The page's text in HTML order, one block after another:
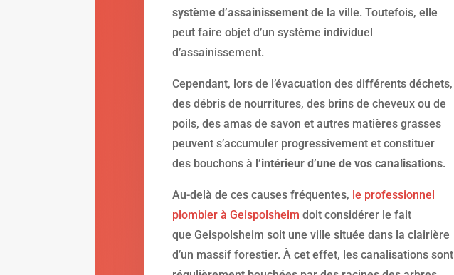
système d’assainissementde la ville. Toutefois, elle
peut faire objet d’un système individuel
d’assainissement.
Cependant, lors de l’évacuation des différents déchets,
des débris de nourritures, des brins de cheveux ou de
poils, des amas de savon et autres matières grasses
peuvent s’accumuler progressivement et constituer
des bouchons à l’intérieur d’une de vos canalisations.
Au-delà de ces causes fréquentes, le professionnel
plombier à Geispolsheim doit considérer le fait
que Geispolsheim soit une ville située dans la clairière
d’un massif forestier. À cet effet, les canalisations sont